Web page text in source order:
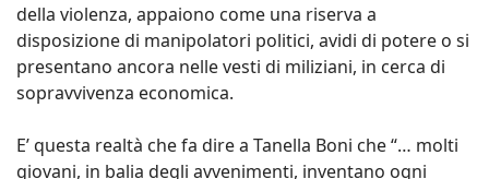
della violenza, appaiono come una riserva a
disposizione di manipolatori politici, avidi di potere o si
presentano ancora nelle vesti di miliziani, in cerca di
sopravvivenza economica.
E’ questa realtà che fa dire a Tanella Boni che “… molti
giovani, in balia degli avvenimenti, inventano ogni